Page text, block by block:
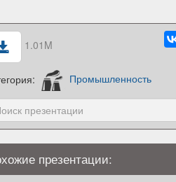
1.01M
Промышленность
презентации: